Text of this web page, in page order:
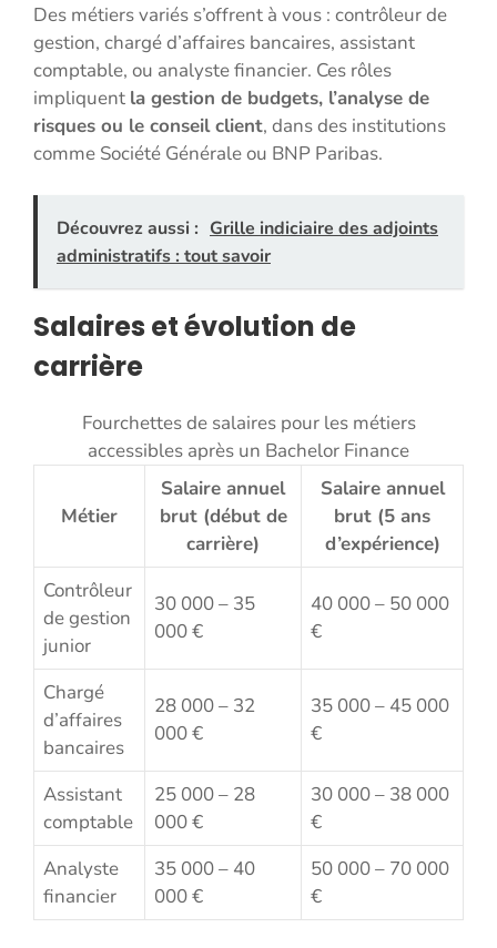
Des métiers variés s’offrent à vous : contrôleur de
gestion, chargé d’affaires bancaires, assistant
comptable, ou analyste financier. Ces rôles
impliquent la gestion de budgets, l’analyse de
risques ou le conseil client, dans des institutions
comme Société Générale ou BNP Paribas.
Découvrez aussi : Grille indiciaire des adjoints
administratifs : tout savoir
Salaires et évolution de
carrière
Fourchettes de salaires pour les métiers
accessibles après un Bachelor Finance
Métier
Salaire annuel
brut (début de
carrière)
Salaire annuel
brut (5 ans
d’expérience)
Contrôleur
de gestion
junior
30 000 – 35
000 €
40 000 – 50 000
€
Chargé
d’affaires
bancaires
28 000 – 32
000 €
35 000 – 45 000
€
Assistant
comptable
25 000 – 28
000 €
30 000 – 38 000
€
Analyste
financier
35 000 – 40
000 €
50 000 – 70 000
€